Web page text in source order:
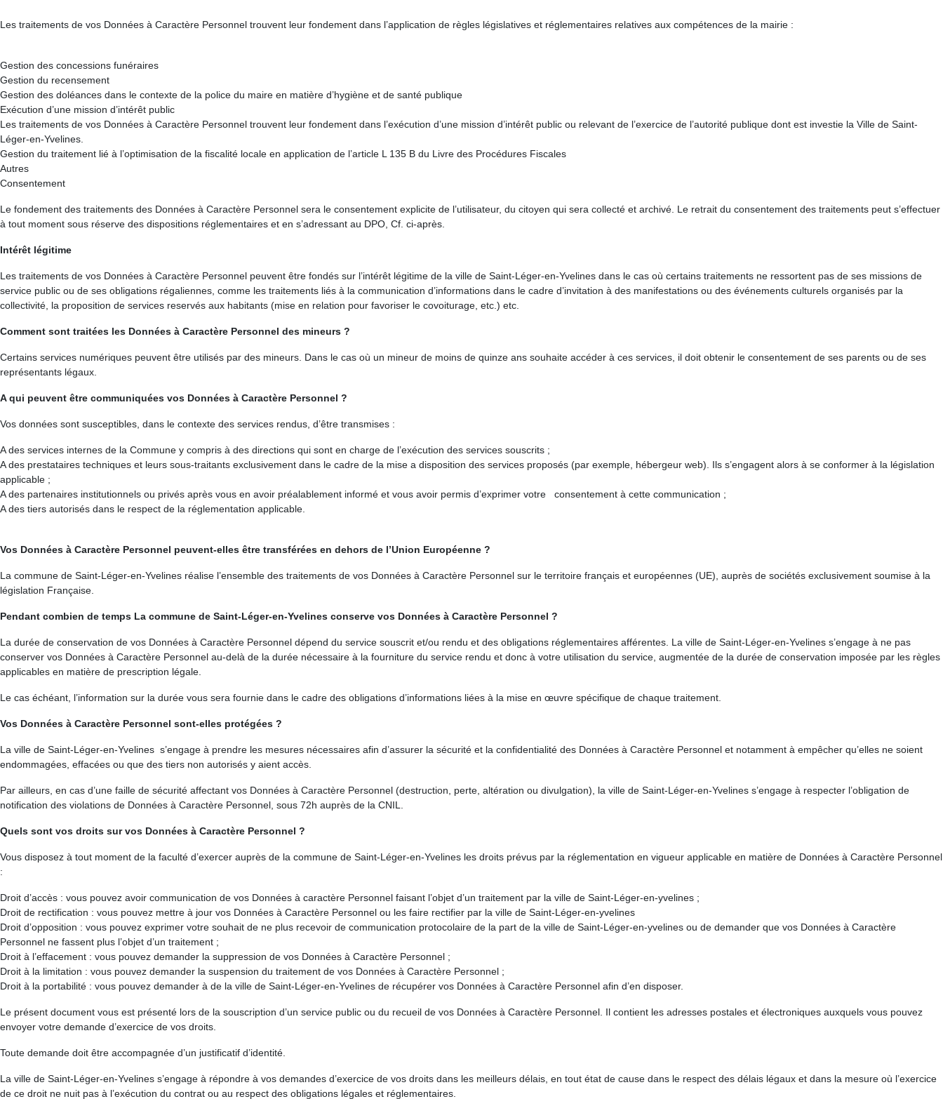
Les traitements de vos Données à Caractère Personnel trouvent leur fondement dans l’application de règles législatives et réglementaires relatives aux compétences de la mairie :
Gestion des concessions funéraires
Gestion du recensement
Gestion des doléances dans le contexte de la police du maire en matière d’hygiène et de santé publique
Exécution d’une mission d’intérêt public
Les traitements de vos Données à Caractère Personnel trouvent leur fondement dans l’exécution d’une mission d’intérêt public ou relevant de l’exercice de l’autorité publique dont est investie la Ville de Saint-
Léger-en-Yvelines.
Gestion du traitement lié à l’optimisation de la fiscalité locale en application de l’article L 135 B du Livre des Procédures Fiscales
Autres
Consentement
Le fondement des traitements des Données à Caractère Personnel sera le consentement explicite de l’utilisateur, du citoyen qui sera collecté et archivé. Le retrait du consentement des traitements peut s’effectuer
à tout moment sous réserve des dispositions réglementaires et en s’adressant au DPO, Cf. ci-après.
Intérêt légitime
Les traitements de vos Données à Caractère Personnel peuvent être fondés sur l’intérêt légitime de la ville de Saint-Léger-en-Yvelines dans le cas où certains traitements ne ressortent pas de ses missions de
service public ou de ses obligations régaliennes, comme les traitements liés à la communication d’informations dans le cadre d’invitation à des manifestations ou des événements culturels organisés par la
collectivité, la proposition de services reservés aux habitants (mise en relation pour favoriser le covoiturage, etc.) etc.
Comment sont traitées les Données à Caractère Personnel des mineurs ?
Certains services numériques peuvent être utilisés par des mineurs. Dans le cas où un mineur de moins de quinze ans souhaite accéder à ces services, il doit obtenir le consentement de ses parents ou de ses
représentants légaux.
A qui peuvent être communiquées vos Données à Caractère Personnel ?
Vos données sont susceptibles, dans le contexte des services rendus, d’être transmises :
A des services internes de la Commune y compris à des directions qui sont en charge de l’exécution des services souscrits ;
A des prestataires techniques et leurs sous-traitants exclusivement dans le cadre de la mise a disposition des services proposés (par exemple, hébergeur web). Ils s’engagent alors à se conformer à la législation
applicable ;
A des partenaires institutionnels ou privés après vous en avoir préalablement informé et vous avoir permis d’exprimer votre consentement à cette communication ;
A des tiers autorisés dans le respect de la réglementation applicable.
Vos Données à Caractère Personnel peuvent-elles être transférées en dehors de l’Union Européenne ?
La commune de Saint-Léger-en-Yvelines réalise l’ensemble des traitements de vos Données à Caractère Personnel sur le territoire français et européennes (UE), auprès de sociétés exclusivement soumise à la
législation Française.
Pendant combien de temps La commune de Saint-Léger-en-Yvelines conserve vos Données à Caractère Personnel ?
La durée de conservation de vos Données à Caractère Personnel dépend du service souscrit et/ou rendu et des obligations réglementaires afférentes. La ville de Saint-Léger-en-Yvelines s’engage à ne pas
conserver vos Données à Caractère Personnel au-delà de la durée nécessaire à la fourniture du service rendu et donc à votre utilisation du service, augmentée de la durée de conservation imposée par les règles
applicables en matière de prescription légale.
Le cas échéant, l’information sur la durée vous sera fournie dans le cadre des obligations d’informations liées à la mise en œuvre spécifique de chaque traitement.
Vos Données à Caractère Personnel sont-elles protégées ?
La ville de Saint-Léger-en-Yvelines s’engage à prendre les mesures nécessaires afin d’assurer la sécurité et la confidentialité des Données à Caractère Personnel et notamment à empêcher qu’elles ne soient
endommagées, effacées ou que des tiers non autorisés y aient accès.
Par ailleurs, en cas d’une faille de sécurité affectant vos Données à Caractère Personnel (destruction, perte, altération ou divulgation), la ville de Saint-Léger-en-Yvelines s’engage à respecter l’obligation de
notification des violations de Données à Caractère Personnel, sous 72h auprès de la CNIL.
Quels sont vos droits sur vos Données à Caractère Personnel ?
Vous disposez à tout moment de la faculté d’exercer auprès de la commune de Saint-Léger-en-Yvelines les droits prévus par la réglementation en vigueur applicable en matière de Données à Caractère Personnel
:
Droit d’accès : vous pouvez avoir communication de vos Données à caractère Personnel faisant l’objet d’un traitement par la ville de Saint-Léger-en-yvelines ;
Droit de rectification : vous pouvez mettre à jour vos Données à Caractère Personnel ou les faire rectifier par la ville de Saint-Léger-en-yvelines
Droit d’opposition : vous pouvez exprimer votre souhait de ne plus recevoir de communication protocolaire de la part de la ville de Saint-Léger-en-yvelines ou de demander que vos Données à Caractère
Personnel ne fassent plus l’objet d’un traitement ;
Droit à l’effacement : vous pouvez demander la suppression de vos Données à Caractère Personnel ;
Droit à la limitation : vous pouvez demander la suspension du traitement de vos Données à Caractère Personnel ;
Droit à la portabilité : vous pouvez demander à de la ville de Saint-Léger-en-Yvelines de récupérer vos Données à Caractère Personnel afin d’en disposer.
Le présent document vous est présenté lors de la souscription d’un service public ou du recueil de vos Données à Caractère Personnel. Il contient les adresses postales et électroniques auxquels vous pouvez
envoyer votre demande d’exercice de vos droits.
Toute demande doit être accompagnée d’un justificatif d’identité.
La ville de Saint-Léger-en-Yvelines s’engage à répondre à vos demandes d’exercice de vos droits dans les meilleurs délais, en tout état de cause dans le respect des délais légaux et dans la mesure où l’exercice
de ce droit ne nuit pas à l’exécution du contrat ou au respect des obligations légales et réglementaires.